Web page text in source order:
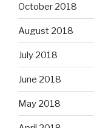
October 2018
August 2018
July 2018
June 2018
May 2018